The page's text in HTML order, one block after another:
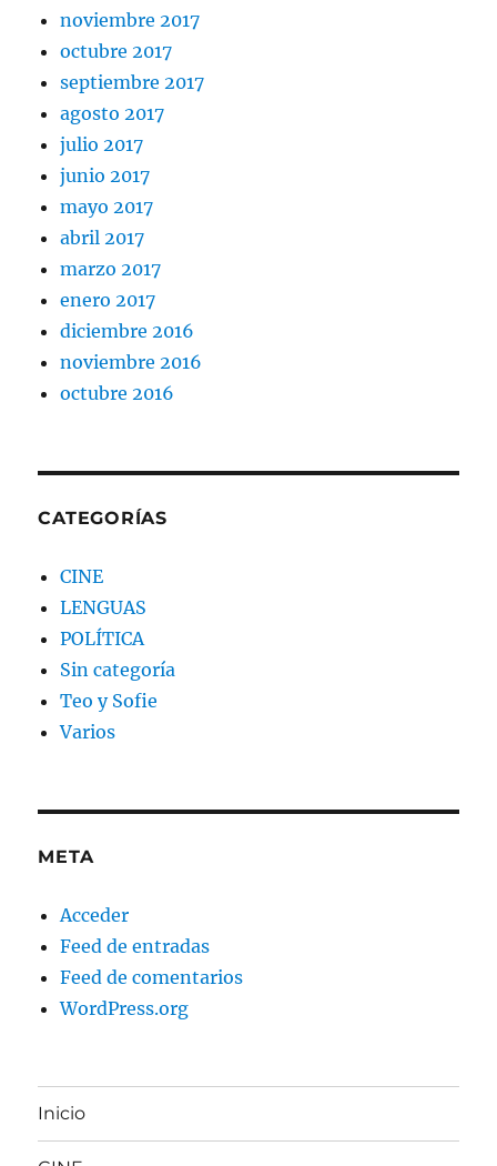
noviembre 2017
octubre 2017
septiembre 2017
agosto 2017
julio 2017
junio 2017
mayo 2017
abril 2017
marzo 2017
enero 2017
diciembre 2016
noviembre 2016
octubre 2016
CATEGORÍAS
CINE
LENGUAS
POLÍTICA
Sin categoría
Teo y Sofie
Varios
META
Acceder
Feed de entradas
Feed de comentarios
WordPress.org
Inicio